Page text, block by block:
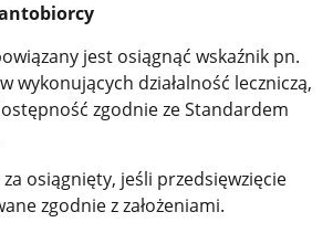
jest osiągnąć wskaźnik pn.
wykonujących działalność leczniczą,
zgodnie ze Standardem
osiągnięty, jeśli przedsięwzięcie
zgodnie z założeniami.